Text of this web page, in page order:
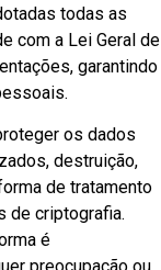
todas as
com a Lei Geral de
garantindo
os dados
destruição,
de tratamento
de criptografia.
é